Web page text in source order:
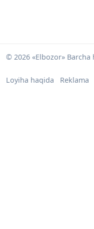
© 2026 «Elbozor»
Loyiha haqida Reklama